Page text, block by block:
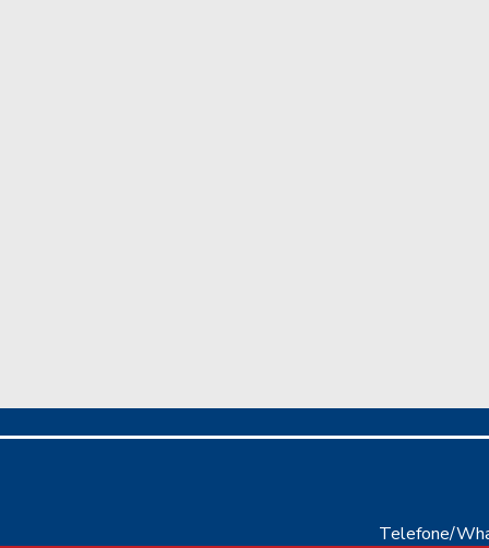
Telefone/